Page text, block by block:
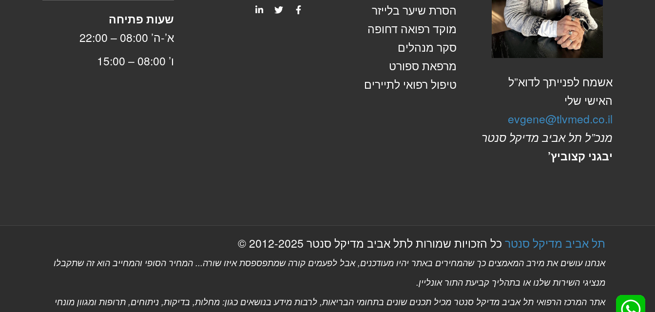
אשמח לפנייתך לדוא”ל
האישי שלי
evgene@tlvmed.co.il
מנכ”ל תל אביב מדיקל סנטר
יבגני קצוביץ’
הסרת שיער בלייזר
מוקד רפואה דחופה
סקר מנהלים
מרפאת ספורט
טיפול רפואי לתיירים
שעות פתיחה
א’-ה’ 08:00 – 22:00
ו’ 08:00 – 15:00
תל אביב מדיקל סנטר כל הזכויות שמורות לתל אביב מדיקל סנטר 2012-2025 ©
אנחנו עושים את מירב המאמצים כך שהמחירים באתר יהיו מעודכנים, אבל לפעמים קורה שמתפספסת איזו שורה... המחיר הסופי והמחייב הוא זה שתקבלו
מנציגי השירות שלנו או בתהליך קביעת התור אונליין.
אתר המרכז הרפואי תל אביב מדיקל סנטר מכיל תכנים שונים בתחומי הבריאות, לרבות מידע בנושאים כגון: מחלות, בדיקות, ניתוחים, תרופות ומגוון מונחי